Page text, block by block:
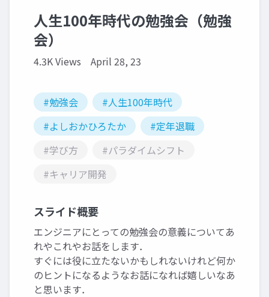
人生100年時代の勉強会（勉強
会）
4.3K Views April 28, 23
#勉強会
#人生100年時代
#よしおかひろたか
#定年退職
#学び方
#パラダイムシフト
#キャリア開発
スライド概要
エンジニアにとっての勉強会の意義についてあ
れやこれやお話をします．
すぐには役に立たないかもしれないけれど何か
のヒントになるようなお話になれば嬉しいなあ
と思います．